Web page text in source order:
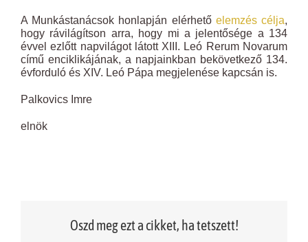
A Munkástanácsok honlapján elérhető elemzés célja,
hogy rávilágítson arra, hogy mi a jelentősége a 134
évvel ezlőtt napvilágot látott XIII. Leó Rerum Novarum
című enciklikájának, a napjainkban bekövetkező 134.
évforduló és XIV. Leó Pápa megjelenése kapcsán is.
Palkovics Imre
elnök
Oszd meg ezt a cikket, ha tetszett!